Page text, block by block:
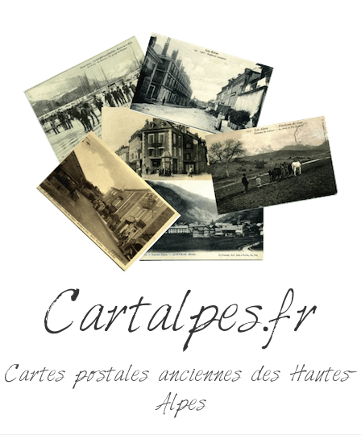
Cartalpes.fr
Cartes postales anciennes des Hautes-
Alpes